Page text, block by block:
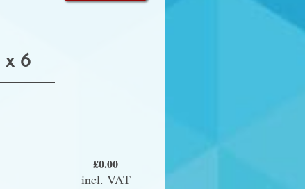
£0.00
incl. VAT
6